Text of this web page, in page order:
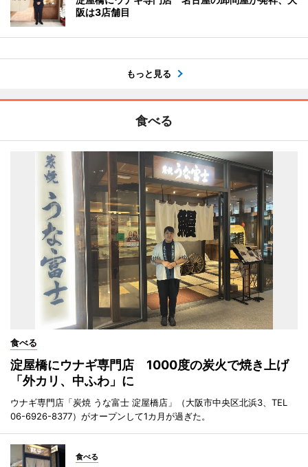
阪は3店舗目
もっと見る
食べる
食べる
淀屋橋にウナギ専門店 1000度の炭火で焼き上げ
「外カリ、中ふわ」に
ウナギ専門店「炭焼 うな富士 淀屋橋店」（大阪市中央区北浜3、TEL
06-6926-8377）がオープンして1カ月が過ぎた。
食べる